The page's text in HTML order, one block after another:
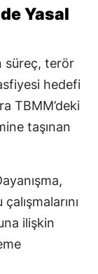
Yasal
süreç, terör
hedefi
TBMM’deki
taşınan
ilişkin